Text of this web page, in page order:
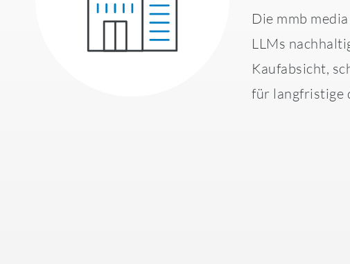
Die mmb
LLMs
Kaufabsicht,
für langfristige